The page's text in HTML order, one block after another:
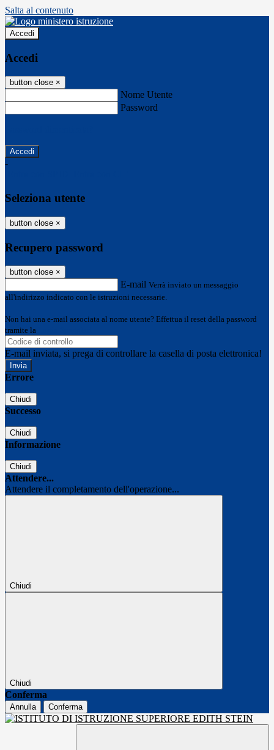
Salta al contenuto
Accedi
Accedi
button close ×
Nome Utente
Password
-
Seleziona utente
button close ×
Recupero password
button close ×
E-mail Verrà inviato un messaggio
all'indirizzo indicato con le istruzioni necessarie.
Non hai una e-mail associata al nome utente? Effettua il reset della password
tramite la
E-mail inviata, si prega di controllare la casella di posta elettronica!
Errore
Chiudi
Successo
Chiudi
Informazione
Chiudi
Attendere...
Attendere il completamento dell'operazione...
Chiudi
Chiudi
Conferma
Annulla Conferma